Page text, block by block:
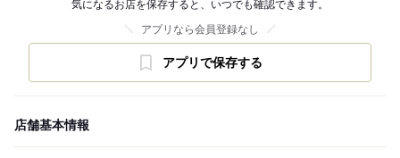
気になるお店を保存すると、いつでも確認できます。
アプリなら会員登録なし
アプリで保存する
店舗基本情報